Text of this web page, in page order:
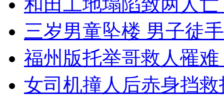
山西运城恶犬咬伤多人 警民合力深夜将其击毙
女孩北京地铁殴打老人 痛下狠手拳打脚踢
三岁男童坠楼 男子徒
福州版托举哥救人罹
女司机撞人后赤身挡